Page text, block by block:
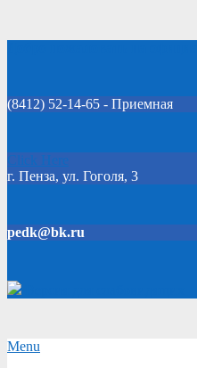
(8412) 52-14-65 - Приемная
Click Here
г. Пенза, ул. Гоголя, 3
pedk@bk.ru
Secondary
Menu